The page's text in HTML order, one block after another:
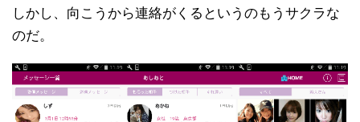
しかし、向こうから連絡がくるというのもうサクラな
のだ。